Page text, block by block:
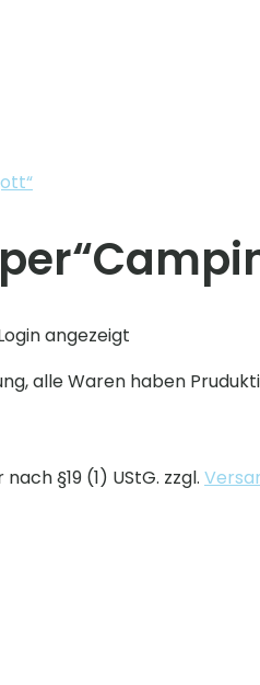
angezeigt
alle Waren haben
§19 (1) UStG. zzgl.